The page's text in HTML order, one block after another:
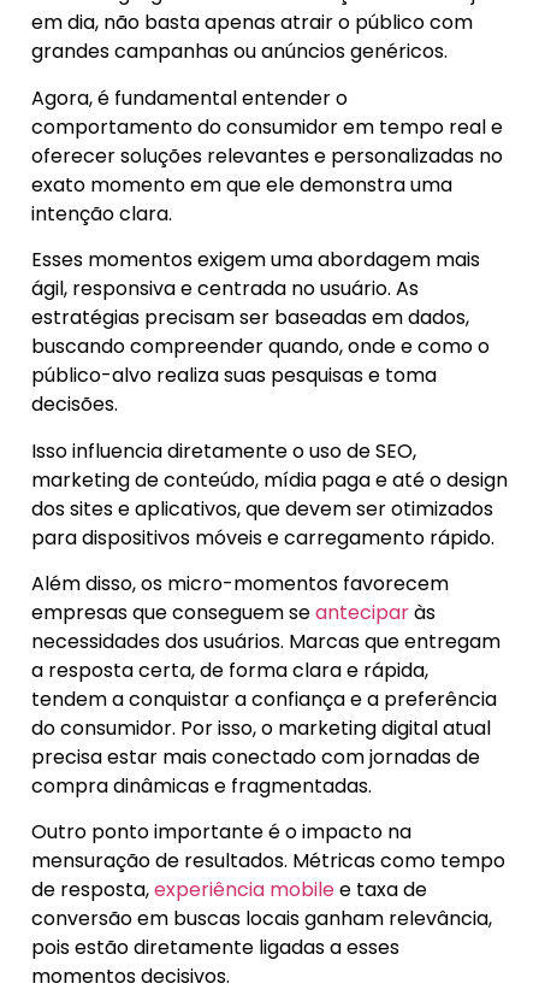
em dia, não basta apenas atrair o público com
grandes campanhas ou anúncios genéricos.
Agora, é fundamental entender o
comportamento do consumidor em tempo real e
oferecer soluções relevantes e personalizadas no
exato momento em que ele demonstra uma
intenção clara.
Esses momentos exigem uma abordagem mais
ágil, responsiva e centrada no usuário. As
estratégias precisam ser baseadas em dados,
buscando compreender quando, onde e como o
público-alvo realiza suas pesquisas e toma
decisões.
Isso influencia diretamente o uso de SEO,
marketing de conteúdo, mídia paga e até o design
dos sites e aplicativos, que devem ser otimizados
para dispositivos móveis e carregamento rápido.
Além disso, os micro-momentos favorecem
empresas que conseguem seanteciparàs
necessidades dos usuários. Marcas que entregam
a resposta certa, de forma clara e rápida,
tendem a conquistar a confiança e a preferência
do consumidor. Por isso, o marketing digital atual
precisa estar mais conectado com jornadas de
compra dinâmicas e fragmentadas.
Outro ponto importante é o impacto na
mensuração de resultados. Métricas como tempo
de resposta,experiência mobilee taxa de
conversão em buscas locais ganham relevância,
pois estão diretamente ligadas a esses
momentos decisivos.